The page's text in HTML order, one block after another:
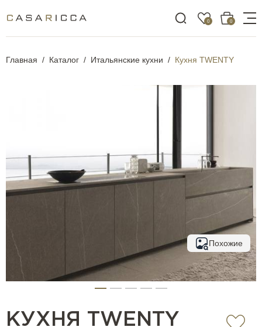
0 0
Главная Каталог Итальянские кухни Кухня TWENTY
Похожие
КУХНЯ TWENTY